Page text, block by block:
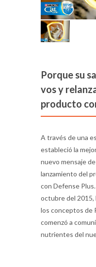
Porque su
vos y
producto
A través de una
estableció la
nuevo mensaje
lanzamiento del
con Defense
octubre del 2015,
los conceptos de
comenzó a
nutrientes del